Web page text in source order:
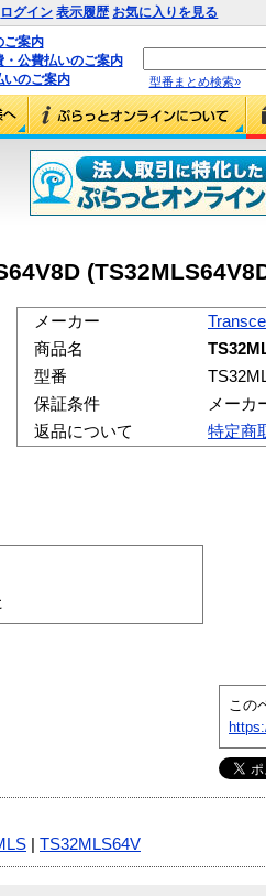
ログイン 表示履歴 お気に入りを見る
ご案内
公費払いのご案内
いのご案内
型番まとめ検索»
メーカー
商品名
型番
保証条件
メーカ
返品について
特定商
この
TS32MLS64V